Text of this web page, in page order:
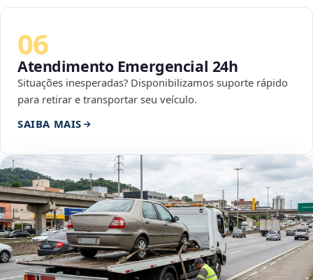
06
Atendimento Emergencial 24h
Situações inesperadas? Disponibilizamos suporte rápido
para retirar e transportar seu veículo.
SAIBA MAIS